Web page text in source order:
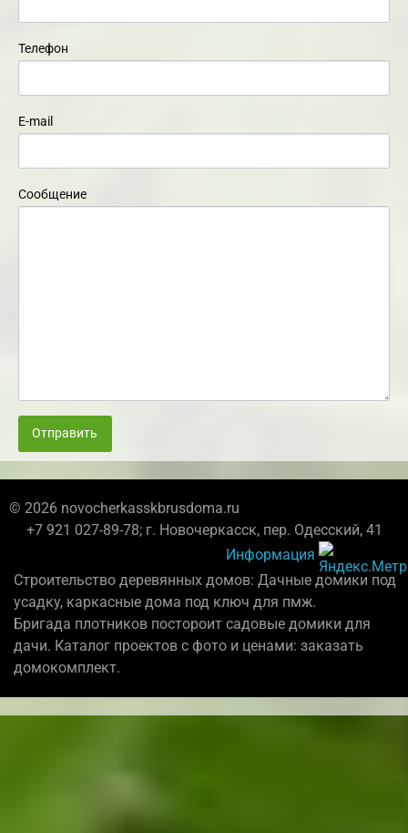
Телефон
E-mail
Сообщение
Отправить
© 2026 novocherkasskbrusdoma.ru
+7 921 027-89-78; г. Новочеркасск, пер. Одесский, 41
Информация
Строительство деревянных домов: Дачные домики под
усадку, каркасные дома под ключ для пмж.
Бригада плотников постороит садовые домики для
дачи. Каталог проектов с фото и ценами: заказать
домокомплект.